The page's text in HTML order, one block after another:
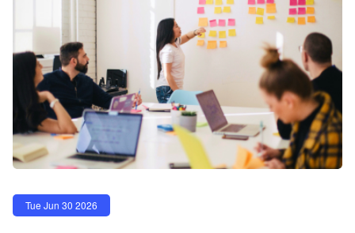
Tue Jun 30 2026